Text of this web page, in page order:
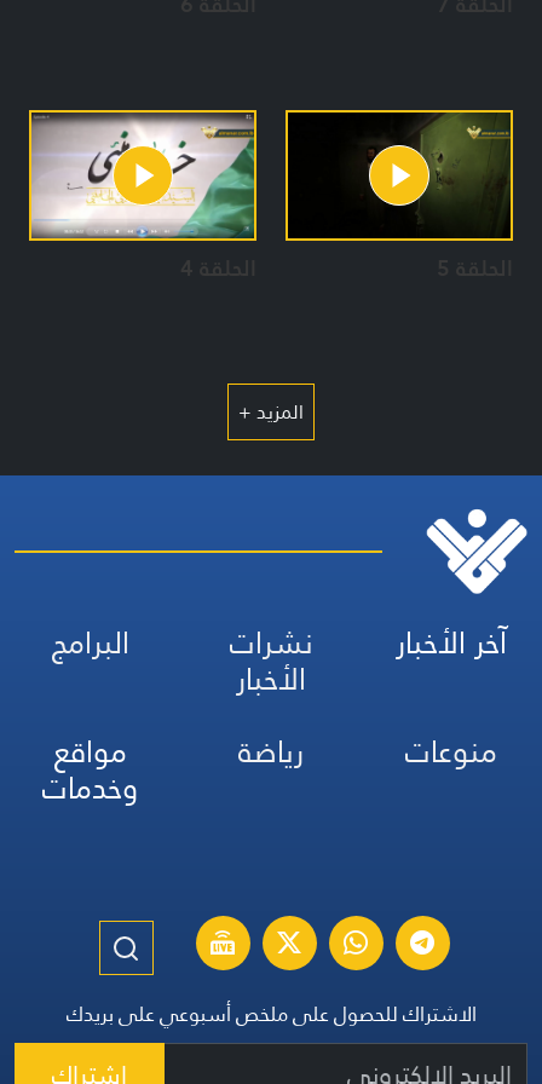
الحلقة 5 الحلقة 4
المزيد +
آخر الأخبار نشرات
الأخبار
البرامج
منوعات
رياضة مواقع
وخدمات
الاشتراك للحصول على ملخص أسبوعي على بريدك